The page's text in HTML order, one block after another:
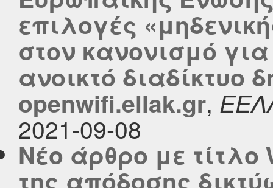
επιλογές
στον κανονισμό
ανοικτό διαδίκτυο
openwifi.ellak.gr,
2021-09-08
Νέο άρθρο με
της απόδοσης